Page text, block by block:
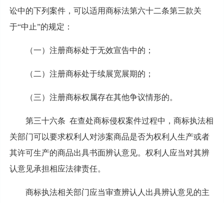
讼中的下列案件，可以适用商标法第六十二条第三款关
于“中止”的规定：
（一）注册商标处于无效宣告中的；
（二）注册商标处于续展宽展期的；
（三）注册商标权属存在其他争议情形的。
第三十六条 在查处商标侵权案件过程中，商标执法相
关部门可以要求权利人对涉案商品是否为权利人生产或者
其许可生产的商品出具书面辨认意见。权利人应当对其辨
认意见承担相应法律责任。
商标执法相关部门应当审查辨认人出具辨认意见的主